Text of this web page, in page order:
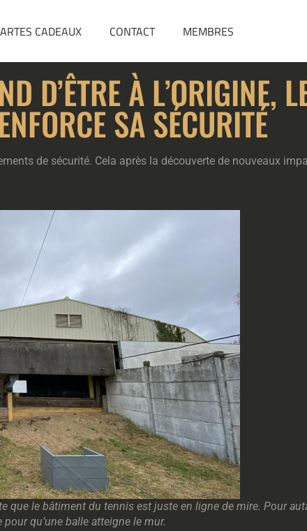
CADEAUX CONTACT MEMBRES
D’ÊTRE À L’ORIGINE,
SA SÉCURITÉ
de sécurité. Cela après la découverte de nouveaux
le bâtiment du tennis est juste en ligne de mire. Pour
qu’une balle atteigne le mur.